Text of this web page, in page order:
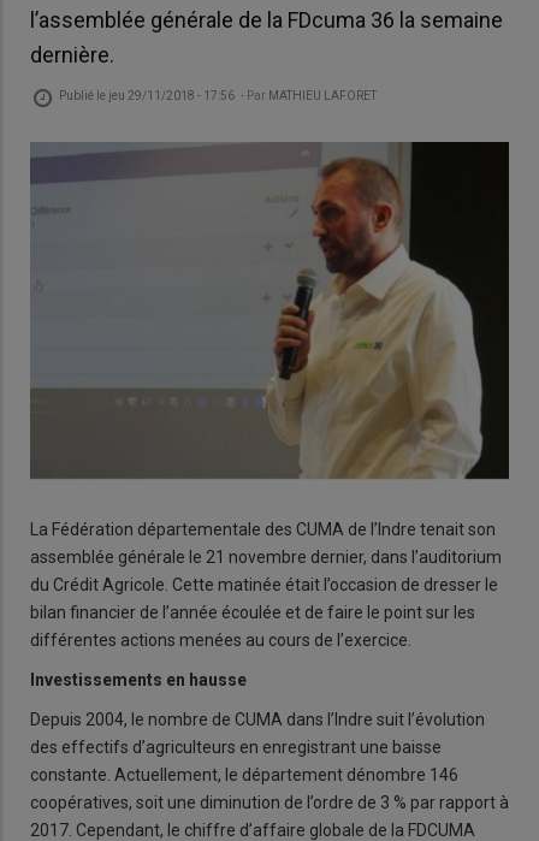
l’assemblée générale de la FDcuma 36 la semaine
dernière.
Publié le jeu 29/11/2018 - 17:56 - Par MATHIEU LAFORET
La Fédération départementale des CUMA de l’Indre tenait son
assemblée générale le 21 novembre dernier, dans l’auditorium
du Crédit Agricole. Cette matinée était l’occasion de dresser le
bilan financier de l’année écoulée et de faire le point sur les
différentes actions menées au cours de l’exercice.
Investissements en hausse
Depuis 2004, le nombre de CUMA dans l’Indre suit l’évolution
des effectifs d’agriculteurs en enregistrant une baisse
constante. Actuellement, le département dénombre 146
coopératives, soit une diminution de l’ordre de 3 % par rapport à
2017. Cependant, le chiffre d’affaire globale de la FDCUMA